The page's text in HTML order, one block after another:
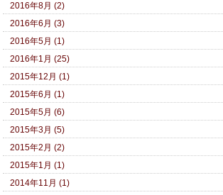
2016年8月 (2)
2016年6月 (3)
2016年5月 (1)
2016年1月 (25)
2015年12月 (1)
2015年6月 (1)
2015年5月 (6)
2015年3月 (5)
2015年2月 (2)
2015年1月 (1)
2014年11月 (1)